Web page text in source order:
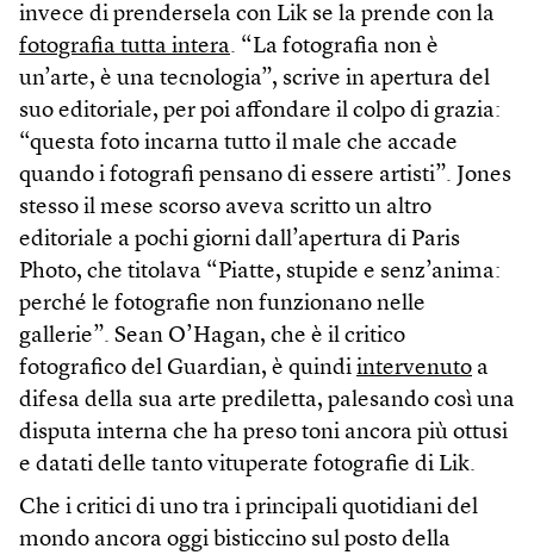
invece di prendersela con Lik se la prende con la
fotografia tutta intera. “La fotografia non è
un’arte, è una tecnologia”, scrive in apertura del
suo editoriale, per poi affondare il colpo di grazia:
“questa foto incarna tutto il male che accade
quando i fotografi pensano di essere artisti”. Jones
stesso il mese scorso aveva scritto un altro
editoriale a pochi giorni dall’apertura di Paris
Photo, che titolava “Piatte, stupide e senz’anima:
perché le fotografie non funzionano nelle
gallerie”. Sean O’Hagan, che è il critico
fotografico del Guardian, è quindi intervenuto a
difesa della sua arte prediletta, palesando così una
disputa interna che ha preso toni ancora più ottusi
e datati delle tanto vituperate fotografie di Lik.
Che i critici di uno tra i principali quotidiani del
mondo ancora oggi bisticcino sul posto della